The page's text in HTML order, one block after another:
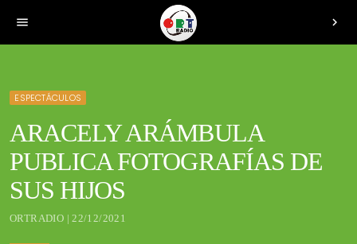
menu chevron_right
ESPECTÁCULOS
ARACELY ARÁMBULA
PUBLICA FOTOGRAFÍAS DE
SUS HIJOS
ORTRADIO | 22/12/2021